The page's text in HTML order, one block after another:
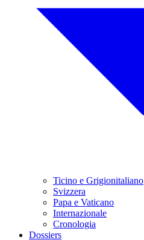
Ticino e Grigionitaliano
Svizzera
Papa e Vaticano
Internazionale
Cronologia
Dossiers